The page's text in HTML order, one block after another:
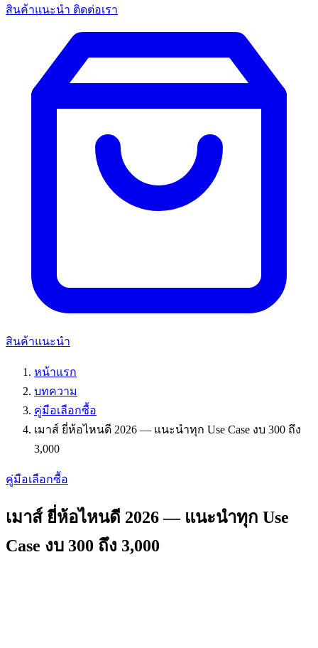
สินค้าแนะนำ ติดต่อเรา
สินค้าแนะนำ
หน้าแรก
บทความ
คู่มือเลือกซื้อ
เมาส์ ยี่ห้อไหนดี 2026 — แนะนำทุก Use Case งบ 300 ถึง
3,000
คู่มือเลือกซื้อ
เมาส์ ยี่ห้อไหนดี 2026 — แนะนำทุก Use
Case งบ 300 ถึง 3,000